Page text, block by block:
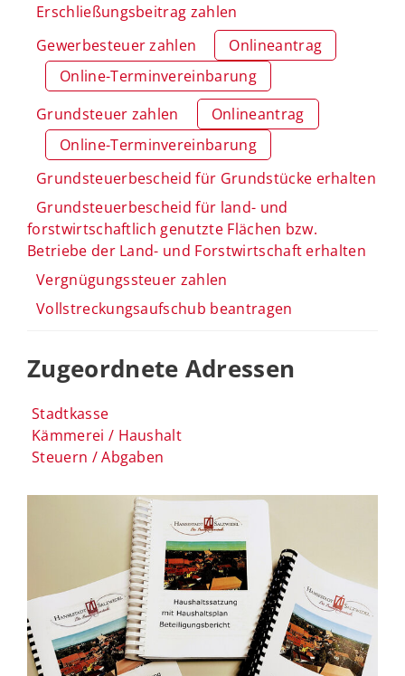
Erschließungsbeitrag zahlen
Gewerbesteuer zahlen
Onlineantrag
Online-Terminvereinbarung
Grundsteuer zahlen
Onlineantrag
Online-Terminvereinbarung
Grundsteuerbescheid für Grundstücke erhalten
Grundsteuerbescheid für land- und
forstwirtschaftlich genutzte Flächen bzw.
Betriebe der Land- und Forstwirtschaft erhalten
Vergnügungssteuer zahlen
Vollstreckungsaufschub beantragen
Zugeordnete Adressen
Stadtkasse
Kämmerei / Haushalt
Steuern / Abgaben